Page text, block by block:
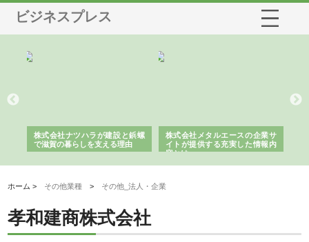
ビジネスプレス
株式会社ナツハラが建設と鋲螺
で滋賀の暮らしを支える理由
株式会社メタルエースの企業サ
イトが提供する充実した情報内
容とは
ホーム > その他業種 > その他_法人・企業
孝和建商株式会社